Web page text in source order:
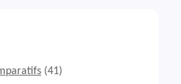
(41)